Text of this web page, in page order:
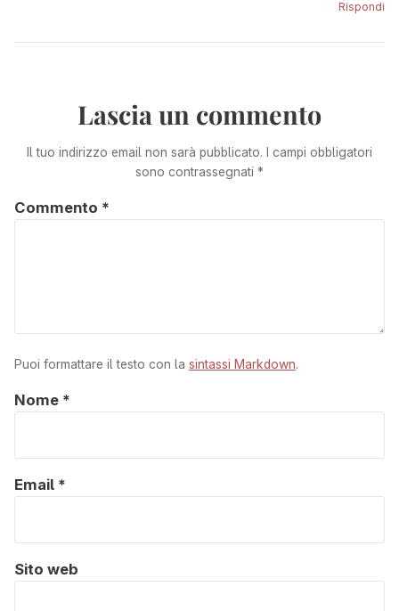
Rispondi
Lascia un commento
Il tuo indirizzo email non sarà pubblicato.
I campi obbligatori
sono contrassegnati *
Commento *
Puoi formattare il testo con la sintassi Markdown.
Nome *
Email *
Sito web